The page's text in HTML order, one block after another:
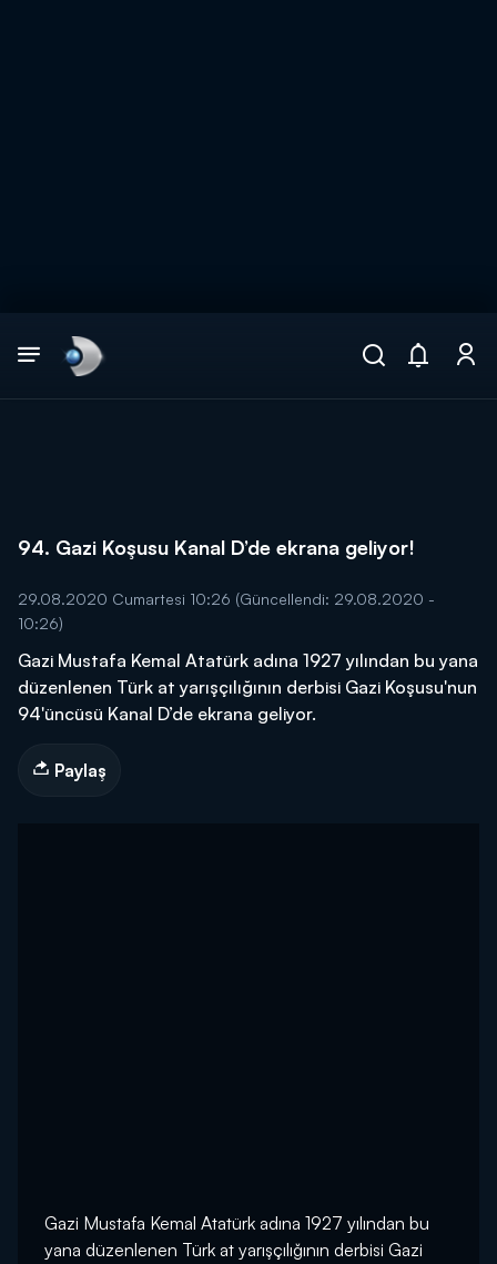
94. Gazi Koşusu Kanal D’de ekrana geliyor!
29.08.2020 Cumartesi 10:26 (Güncellendi: 29.08.2020 -
10:26)
Gazi Mustafa Kemal Atatürk adına 1927 yılından bu yana
düzenlenen Türk at yarışçılığının derbisi Gazi Koşusu'nun
94'üncüsü Kanal D’de ekrana geliyor.
Paylaş
Gazi Mustafa Kemal Atatürk adına 1927 yılından bu
yana düzenlenen Türk at yarışçılığının derbisi Gazi